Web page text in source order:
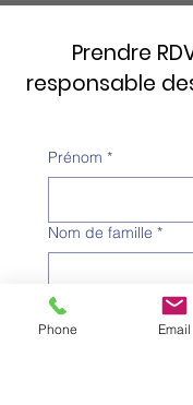
Prendre
responsable
Prénom *
Nom de famille *
Numéro de téléphone
Phone Email